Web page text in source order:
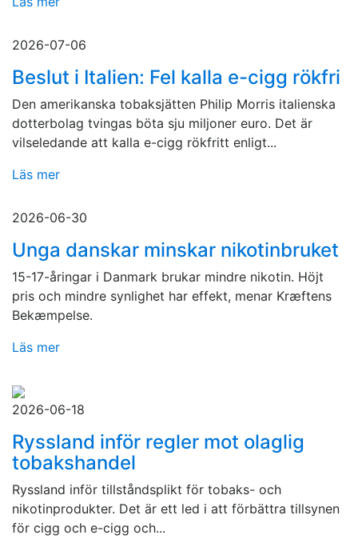
2026-07-06
Beslut i Italien: Fel kalla e-cigg rökfri
Den amerikanska tobaksjätten Philip Morris italienska
dotterbolag tvingas böta sju miljoner euro. Det är
vilseledande att kalla e-cigg rökfritt enligt...
Läs mer
2026-06-30
Unga danskar minskar nikotinbruket
15-17-åringar i Danmark brukar mindre nikotin. Höjt
pris och mindre synlighet har effekt, menar Kræftens
Bekæmpelse.
Läs mer
2026-06-18
Ryssland inför regler mot olaglig
tobakshandel
Ryssland inför tillståndsplikt för tobaks- och
nikotinprodukter. Det är ett led i att förbättra tillsynen
för cigg och e-cigg och...